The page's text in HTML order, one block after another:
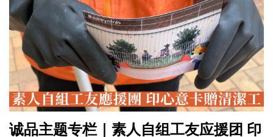
诚品主题专栏｜素人自组工友应援团 印